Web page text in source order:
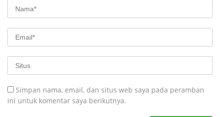
Simpan nama, email, dan situs web saya pada peramban
ini untuk komentar saya berikutnya.